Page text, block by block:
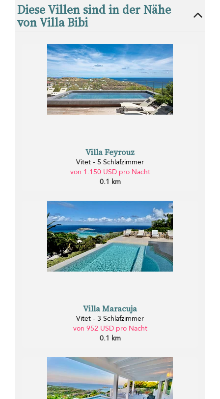
Diese Villen sind in der Nähe
von Villa Bibi
Villa Feyrouz
Vitet - 5 Schlafzimmer
von 1.150 USD pro Nacht
0.1 km
Villa Maracuja
Vitet - 3 Schlafzimmer
von 952 USD pro Nacht
0.1 km